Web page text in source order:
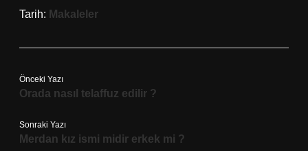
Tarih: Makaleler
Önceki Yazı
Orada nasıl telaffuz edilir ?
Sonraki Yazı
Merdan kız ismi midir erkek mi ?